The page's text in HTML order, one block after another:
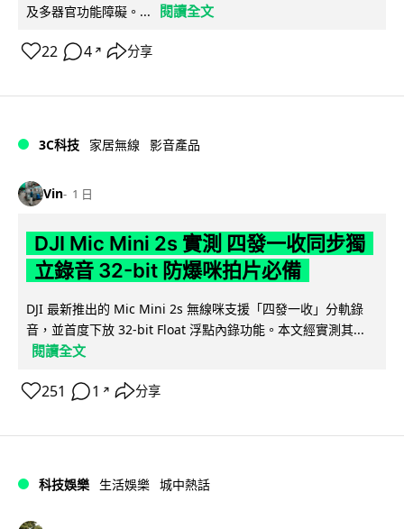
及多器官功能障礙。...
閱讀全文
22 4 ↗ 分享
3C科技 家居無線 影音產品
Vin 1 日
DJI Mic Mini 2s 實測 四發一收同步獨
立錄音 32-bit 防爆咪拍片必備
DJI 最新推出的 Mic Mini 2s 無線咪支援「四發一收」分軌錄
音，並首度下放 32-bit Float 浮點內錄功能。本文經實測其...
閱讀全文
251 1 ↗ 分享
科技娛樂 生活娛樂 城中熱話